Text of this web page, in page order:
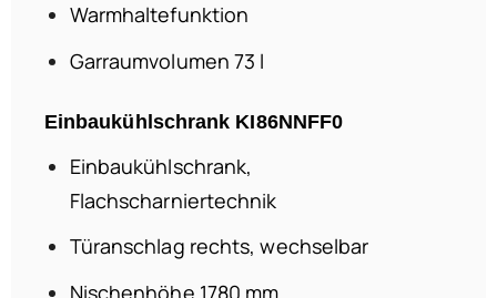
Warmhaltefunktion
Garraumvolumen 73 l
Einbaukühlschrank KI86NNFF0
Einbaukühlschrank,
Flachscharniertechnik
Türanschlag rechts, wechselbar
Nischenhöhe 1780 mm